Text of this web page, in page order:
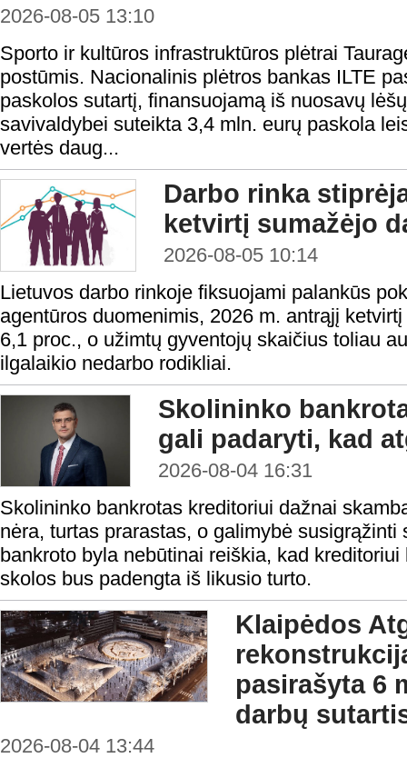
2026-08-05 13:10
Sporto ir kultūros infrastruktūros plėtrai
postūmis. Nacionalinis plėtros bankas ILTE
paskolos sutartį, finansuojamą iš nuosavų
savivaldybei suteikta 3,4 mln. eurų paskola
vertės daug...
Darbo rinka
ketvirtį sumažėjo
2026-08-05 10:14
Lietuvos darbo rinkoje fiksuojami palankūs
agentūros duomenimis, 2026 m. antrąjį
6,1 proc., o užimtų gyventojų skaičius toliau
ilgalaikio nedarbo rodikliai.
Skolininko
gali padaryti, kad
2026-08-04 16:31
Skolininko bankrotas kreditoriui dažnai
nėra, turtas prarastas, o galimybė susigrąžinti
bankroto byla nebūtinai reiškia, kad
skolos bus padengta iš likusio turto.
Klaipėdos
pasirašyta 6
darbų
2026-08-04 13:44